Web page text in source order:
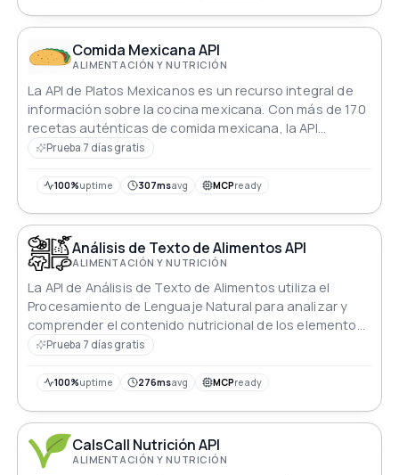
Comida Mexicana API
ALIMENTACIÓN Y NUTRICIÓN
La API de Platos Mexicanos es un recurso integral de
información sobre la cocina mexicana. Con más de 170
recetas auténticas de comida mexicana, la API
proporciona a los desarrolladores una extensa
aplicaciones y servicios innovadores para la
Prueba 7 días gratis
100%uptime 307msavg MCPready
Análisis de Texto de Alimentos API
ALIMENTACIÓN Y NUTRICIÓN
La API de Análisis de Texto de Alimentos utiliza el
Procesamiento de Lenguaje Natural para analizar y
comprender el contenido nutricional de los elementos
alimenticios descritos en forma de texto. La API
semánticamente para identificar y extraer con
estructurado.
Prueba 7 días gratis
100%uptime 276msavg MCPready
CalsCall Nutrición API
ALIMENTACIÓN Y NUTRICIÓN